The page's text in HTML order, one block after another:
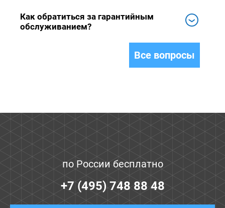
Как обратиться за гарантийным
обслуживанием?
Все вопросы
по России бесплатно
+7 (495) 748 88 48